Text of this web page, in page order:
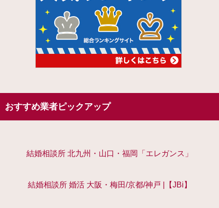
おすすめ業者ピックアップ
結婚相談所 北九州・山口・福岡「エレガンス」
結婚相談所 婚活 大阪・梅田/京都/神戸 |【JBi】